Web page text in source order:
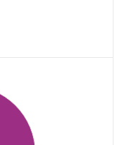
Veeam.
(PIC).